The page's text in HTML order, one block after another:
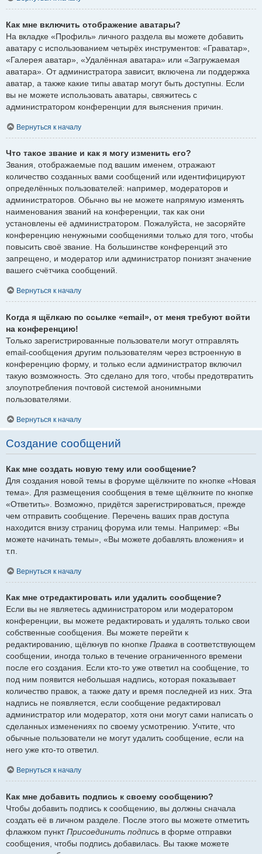
Как мне включить отображение аватары?
На вкладке «Профиль» личного раздела вы можете добавить
аватару с использованием четырёх инструментов: «Граватар»,
«Галерея аватар», «Удалённая аватара» или «Загружаемая
аватара». От администратора зависит, включена ли поддержка
аватар, а также какие типы аватар могут быть доступны. Если
вы не можете использовать аватары, свяжитесь с
администратором конференции для выяснения причин.
Вернуться к началу
Что такое звание и как я могу изменить его?
Звания, отображаемые под вашим именем, отражают
количество созданных вами сообщений или идентифицируют
определённых пользователей: например, модераторов и
администраторов. Обычно вы не можете напрямую изменять
наименования званий на конференции, так как они
установлены её администратором. Пожалуйста, не засоряйте
конференцию ненужными сообщениями только для того, чтобы
повысить своё звание. На большинстве конференций это
запрещено, и модератор или администратор понизят значение
вашего счётчика сообщений.
Вернуться к началу
Когда я щёлкаю по ссылке «email», от меня требуют войти
на конференцию!
Только зарегистрированные пользователи могут отправлять
email-сообщения другим пользователям через встроенную в
конференцию форму, и только если администратор включил
такую возможность. Это сделано для того, чтобы предотвратить
злоупотребления почтовой системой анонимными
пользователями.
Вернуться к началу
Создание сообщений
Как мне создать новую тему или сообщение?
Для создания новой темы в форуме щёлкните по кнопке «Новая
тема». Для размещения сообщения в теме щёлкните по кнопке
«Ответить». Возможно, придётся зарегистрироваться, прежде
чем отправить сообщение. Перечень ваших прав доступа
находится внизу страниц форума или темы. Например: «Вы
можете начинать темы», «Вы можете добавлять вложения» и
т.п.
Вернуться к началу
Как мне отредактировать или удалить сообщение?
Если вы не являетесь администратором или модератором
конференции, вы можете редактировать и удалять только свои
собственные сообщения. Вы можете перейти к
редактированию, щёлкнув по кнопке Правка в соответствующем
сообщении, иногда только в течение ограниченного времени
после его создания. Если кто-то уже ответил на сообщение, то
под ним появится небольшая надпись, которая показывает
количество правок, а также дату и время последней из них. Эта
надпись не появляется, если сообщение редактировал
администратор или модератор, хотя они могут сами написать о
сделанных изменениях по своему усмотрению. Учтите, что
обычные пользователи не могут удалить сообщение, если на
него уже кто-то ответил.
Вернуться к началу
Как мне добавить подпись к своему сообщению?
Чтобы добавить подпись к сообщению, вы должны сначала
создать её в личном разделе. После этого вы можете отметить
флажком пунктПрисоединить подпись в форме отправки
сообщения, чтобы подпись добавилась. Вы также можете